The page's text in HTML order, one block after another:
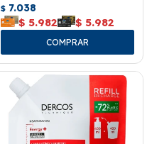
$ 7.038
$ 5.982 $ 5.982